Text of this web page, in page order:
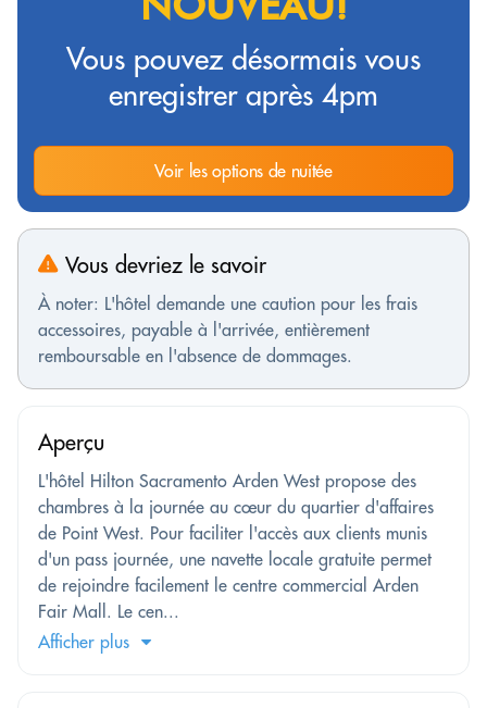
Vous pouvez désormais vous
enregistrer après 4pm
Voir les options de nuitée
Vous devriez le savoir
À noter: L'hôtel demande une caution pour les frais
accessoires, payable à l'arrivée, entièrement
remboursable en l'absence de dommages.
Aperçu
L'hôtel Hilton Sacramento Arden West propose des
chambres à la journée au cœur du quartier d'affaires
de Point West. Pour faciliter l'accès aux clients munis
d'un pass journée, une navette locale gratuite permet
de rejoindre facilement le centre commercial Arden
Fair Mall. Le cen...
Afficher plus